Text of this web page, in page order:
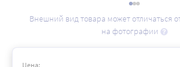
Внешний вид товара может отличаться
на фотографии
Цена: